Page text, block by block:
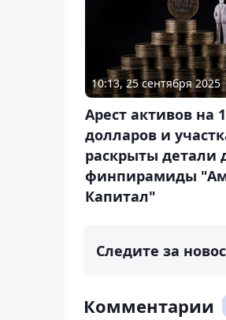
10:13, 25 сентября 2025
Арест активов на
долларов и
раскрыты детали
финпирамиды
Капитал"
Следите за
Комментарии